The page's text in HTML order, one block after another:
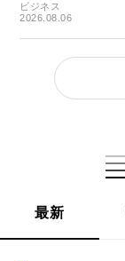
ビジネス
2026.08.06
最新